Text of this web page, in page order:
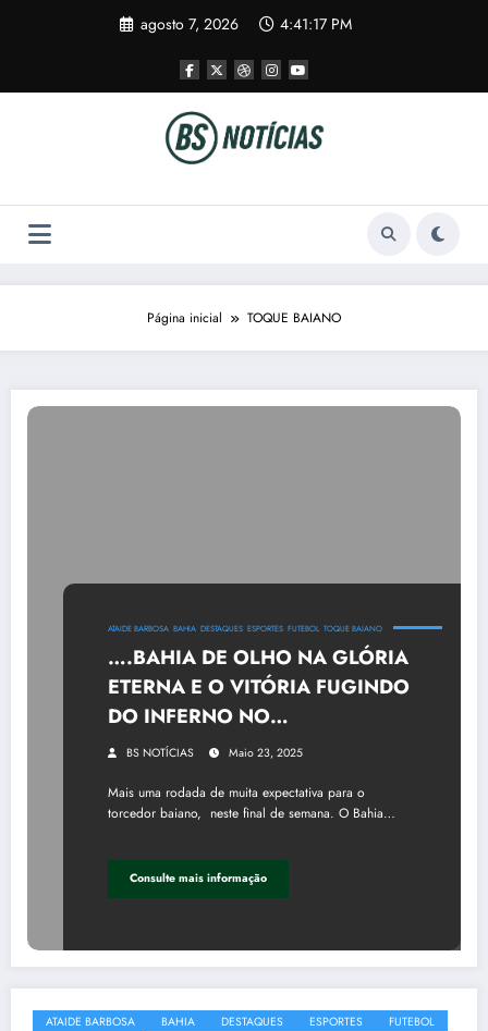
agosto 7, 2026 4:41:17 PM
Página inicial TOQUE BAIANO
ATAIDE BARBOSA BAHIA DESTAQUES ESPORTES FUTEBOL TOQUE BAIANO
….BAHIA DE OLHO NA GLÓRIA
ETERNA E O VITÓRIA FUGINDO
DO INFERNO NO
BRASILEIRÃO….
BS NOTÍCIAS Maio 23, 2025
Mais uma rodada de muita expectativa para o
torcedor baiano, neste final de semana. O Bahia…
Consulte mais informação
ATAIDE BARBOSA BAHIA DESTAQUES ESPORTES
FUTEBOL